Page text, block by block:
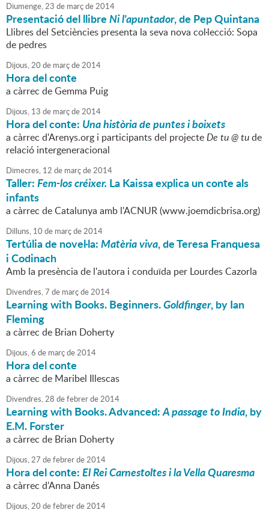
Diumenge,23 de marçde2014
Presentació del llibreNi l'apuntador, de Pep Quintana
Llibres del Setciències presenta la seva nova col·lecció: Sopa
de pedres
Dijous,20 de marçde2014
Hora del conte
a càrrec de Gemma Puig
Dijous, 13 de marçde2014
Hora del conte: Una història de puntes i boixets
a càrrec d'Arenys.org i participants del projecteDe tu @ tude
relació intergeneracional
Dimecres, 12 de marçde2014
Taller:Fem-los créixer. La Kaissa explica un conte als
infants
a càrrec de Catalunya amb l'ACNUR (www.joemdicbrisa.org)
Dilluns, 10 de marçde2014
Tertúlia de novel·la:Matèria viva, de Teresa Franquesa
i Codinach
Amb la presència de l'autora i conduïda per Lourdes Cazorla
Divendres,7 de marçde2014
Learning with Books. Beginners.Goldfinger, by Ian
Fleming
a càrrec de Brian Doherty
Dijous,6 de marçde2014
Hora del conte
a càrrec de Maribel Illescas
Divendres,28 defebrerde2014
Learning with Books. Advanced:A passage to India, by
E.M. Forster
a càrrec de Brian Doherty
Dijous,27 defebrerde2014
Hora del conte:El Rei Carnestoltes i la Vella Quaresma
a càrrec d'Anna Danés
Dijous,20 defebrerde2014